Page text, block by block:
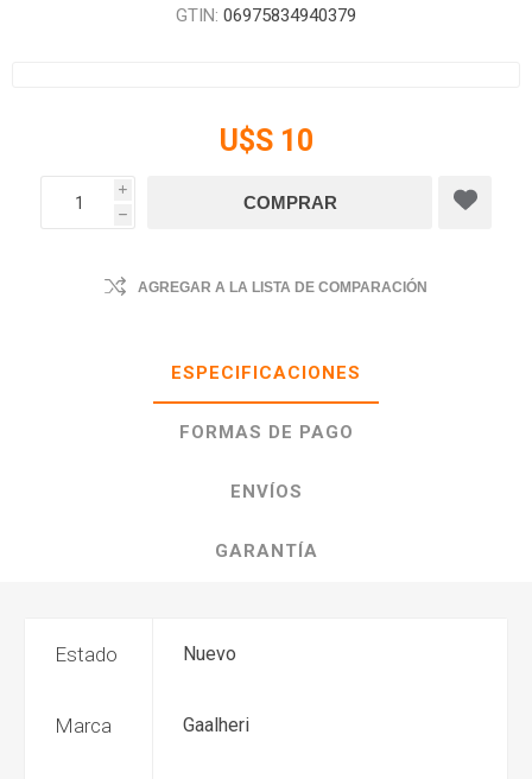
GTIN: 06975834940379
U$S 10
i
h
AGREGAR A LA LISTA DE COMPARACIÓN
ESPECIFICACIONES
FORMAS DE PAGO
ENVÍOS
GARANTÍA
Estado Nuevo
Marca Gaalheri